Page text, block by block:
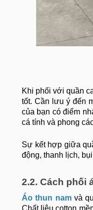
Khi phối với quần
tốt. Cần lưu ý đến
của bạn có điểm
cá tính và phong
Sự kết hợp giữa
động, thanh lịch,
2.2. Cách phối
Áo thun namvà